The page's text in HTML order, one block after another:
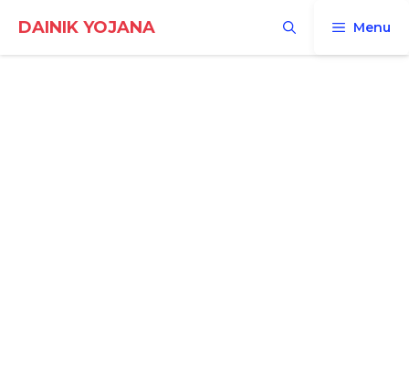
content
DAINIK YOJANA Menu